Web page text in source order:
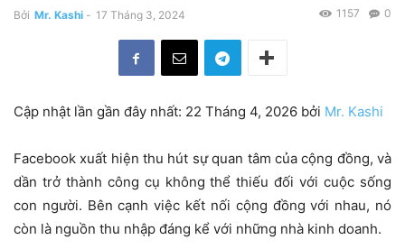
Bởi Mr. Kashi - 17 Tháng 3, 2024 0
1157
Cập nhật lần gần đây nhất: 22 Tháng 4, 2026 bởi Mr. Kashi
Facebook xuất hiện thu hút sự quan tâm của cộng đồng, và
dần trở thành công cụ không thể thiếu đối với cuộc sống
con người. Bên cạnh việc kết nối cộng đồng với nhau, nó
còn là nguồn thu nhập đáng kể với những nhà kinh doanh.